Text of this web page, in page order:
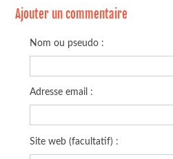
Ajouter un commentaire
Nom ou pseudo :
Adresse email :
Site web (facultatif) :